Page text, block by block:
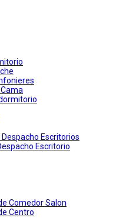
Escritorios
Escritorio
Comedor Salon
Centro